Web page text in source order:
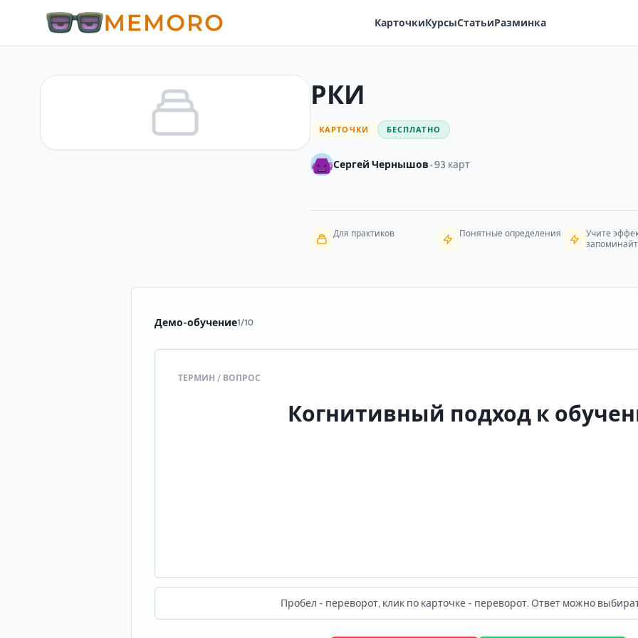
Карточки КурсыСтатьи Разминка
РКИ
КАРТОЧКИ БЕСПЛАТНО
Сергей Чернышов •93 карт
Для практиков Понятные определения
Учите
Демо-обучение1/10
ТЕРМИН / ВОПРОС
Когнитивный подход к
подход, ориентированный на развитие мыслительных
осознанное усвоение языковых явлений и формирование
Пробел - переворот, клик по карточке - переворот. Ответ можно